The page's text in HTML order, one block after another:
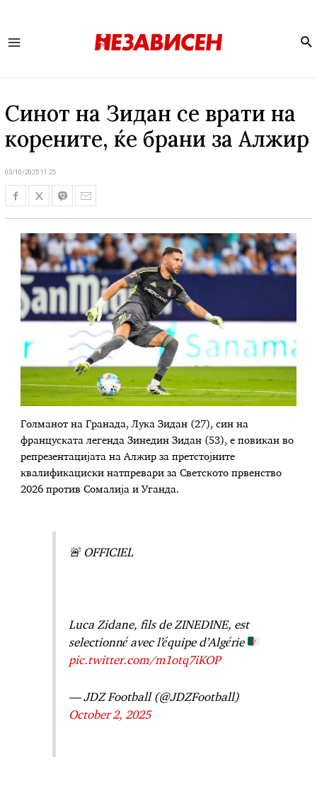
Синот на Зидан се врати на
корените, ќе брани за Алжир
03/10/2025 11:25
Голманот на Гранада, Лука Зидан (27), син на
француската легенда Зинедин Зидан (53), е повикан во
репрезентацијата на Алжир за претстојните
квалификациски натпревари за Светското првенство
2026 против Сомалија и Уганда.
🚨 OFFICIEL
Luca Zidane, fils de ZINEDINE, est
selectionné avec l’équipe d’Algérie
pic.twitter.com/m1otq7iKOP
— JDZ Football (@JDZFootball)
October 2, 2025